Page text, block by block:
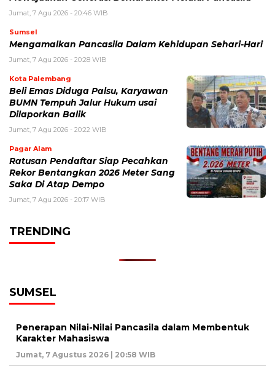
Jumat, 7 Agu 2026 - 20:46 WIB
Sumsel
Mengamalkan Pancasila Dalam Kehidupan Sehari-Hari
Jumat, 7 Agu 2026 - 20:28 WIB
Kota Palembang
Beli Emas Diduga Palsu, Karyawan
BUMN Tempuh Jalur Hukum usai
Dilaporkan Balik
Jumat, 7 Agu 2026 - 20:22 WIB
Pagar Alam
Ratusan Pendaftar Siap Pecahkan
Rekor Bentangkan 2026 Meter Sang
Saka Di Atap Dempo
Jumat, 7 Agu 2026 - 20:17 WIB
TRENDING
SUMSEL
Penerapan Nilai-Nilai Pancasila dalam Membentuk
Karakter Mahasiswa
Jumat, 7 Agustus 2026 | 20:58 WIB